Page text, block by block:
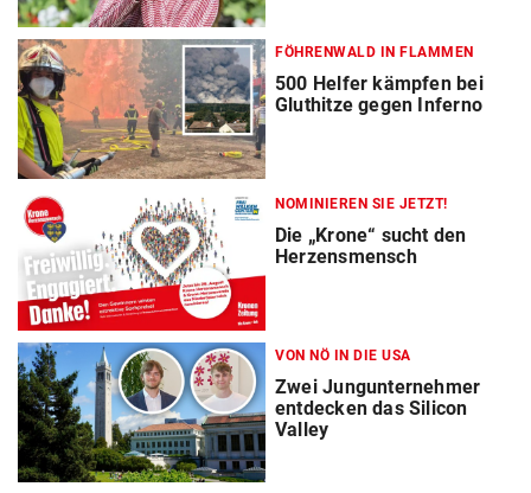
FÖHRENWALD IN FLAMMEN
500 Helfer kämpfen bei
Gluthitze gegen Inferno
NOMINIEREN SIE JETZT!
Die „Krone“ sucht den
Herzensmensch
VON NÖ IN DIE USA
Zwei Jungunternehmer
entdecken das Silicon
Valley